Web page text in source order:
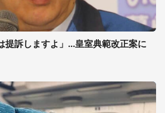
提訴しますよ」...皇室典範改正案に